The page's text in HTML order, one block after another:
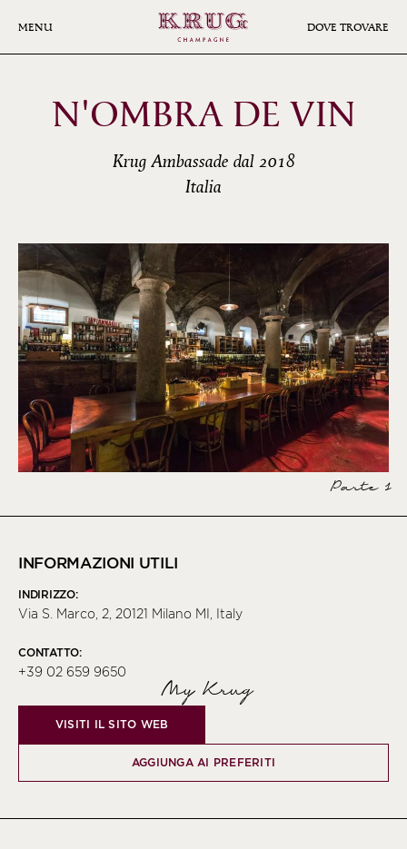
MENU DOVE TROVARE
N'OMBRA DE VIN
Krug Ambassade dal 2018
Italia
Parte 1
INFORMAZIONI UTILI
INDIRIZZO:
Via S. Marco, 2, 20121 Milano MI, Italy
CONTATTO:
+39 02 659 9650
My Krug
VISITI IL SITO WEB
AGGIUNGA AI PREFERITI